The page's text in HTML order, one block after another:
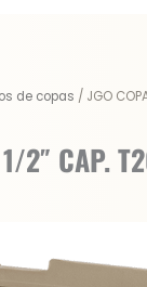
de copas / JGO
1/2″ CAP.